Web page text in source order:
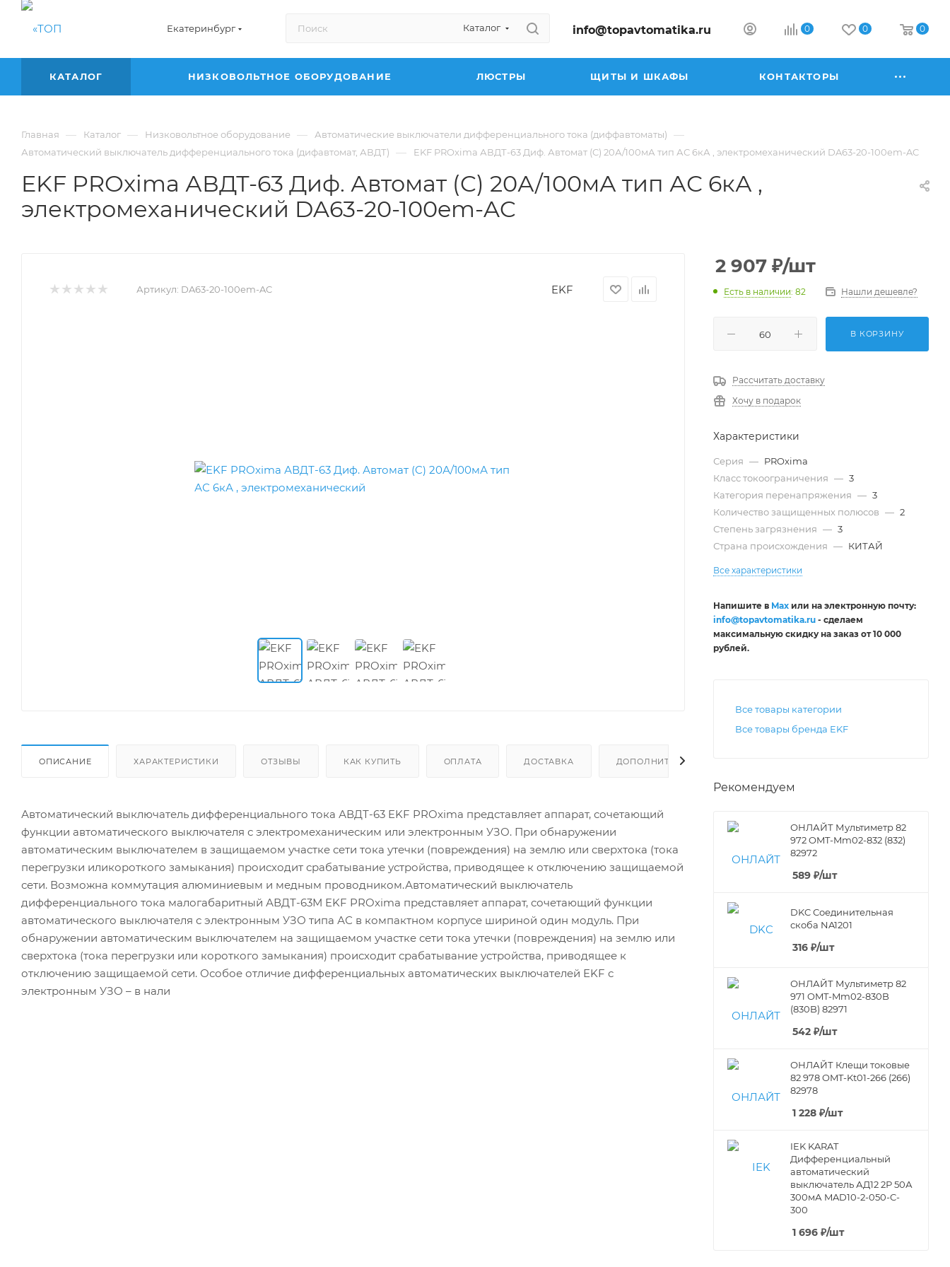
Екатеринбург Каталог info@topavtomatika.ru 0 0 0
КАТАЛОГ НИЗКОВОЛЬТНОЕ ОБОРУДОВАНИЕ ЛЮСТРЫ ЩИТЫ И ШКАФЫ КОНТАКТОРЫ
Главная — Каталог — Низковольтное оборудование — Автоматические выключатели дифференциального тока (диффавтоматы) —
Автоматический выключатель дифференциального тока (дифавтомат, АВДТ) — EKF PROxima АВДТ-63 Диф. Автомат (C) 20А/100мА тип АС 6кА , электромеханический DA63-20-100em-AC
EKF PROxima АВДТ-63 Диф. Автомат (C) 20А/100мА тип АС 6кА ,
электромеханический DA63-20-100em-AC
Артикул: DA63-20-100em-AC EKF
ОПИСАНИЕ ХАРАКТЕРИСТИКИ ОТЗЫВЫ КАК КУПИТЬ ОПЛАТА ДОСТАВКА ДОПОЛНИТЕЛЬНО
Автоматический выключатель дифференциального тока АВДТ-63 EKF PROxima представляет аппарат, сочетающий
функции автоматического выключателя с электромеханическим или электронным УЗО. При обнаружении
автоматическим выключателем в защищаемом участке сети тока утечки (повреждения) на землю или сверхтока (тока
перегрузки иликороткого замыкания) происходит срабатывание устройства, приводящее к отключению защищаемой
сети. Возможна коммутация алюминиевым и медным проводником.Автоматический выключатель
дифференциального тока малогабаритный АВДТ-63М EKF PROxima представляет аппарат, сочетающий функции
автоматического выключателя с электронным УЗО типа АС в компактном корпусе шириной один модуль. При
обнаружении автоматическим выключателем на защищаемом участке сети тока утечки (повреждения) на землю или
сверхтока (тока перегрузки или короткого замыкания) происходит срабатывание устройства, приводящее к
отключению защищаемой сети. Особое отличие дифференциальных автоматических выключателей EKF с
электронным УЗО – в нали
2 907 ₽/шт
Есть в наличии: 82 Нашли дешевле?
В КОРЗИНУ
Рассчитать доставку
Хочу в подарок
Характеристики
Серия — PROxima
Класс токоограничения — 3
Категория перенапряжения — 3
Количество защищенных полюсов — 2
Степень загрязнения — 3
Страна происхождения — КИТАЙ
Все характеристики
Напишите в Max или на электронную почту:
info@topavtomatika.ru - сделаем
максимальную скидку на заказ от 10 000
рублей.
Все товары категории
Все товары бренда EKF
Рекомендуем
ОНЛАЙТ Мультиметр 82
972 OMT-Mm02-832 (832)
82972
589 ₽/шт
DKC Соединительная
скоба NA1201
316 ₽/шт
ОНЛАЙТ Мультиметр 82
971 OMT-Mm02-830B
(830B) 82971
542 ₽/шт
ОНЛАЙТ Клещи токовые
82 978 OMT-Kt01-266 (266)
82978
1 228 ₽/шт
IEK KARAT
Дифференциальный
автоматический
выключатель АД12 2Р 50А
300мА MAD10-2-050-C-
300
1 696 ₽/шт